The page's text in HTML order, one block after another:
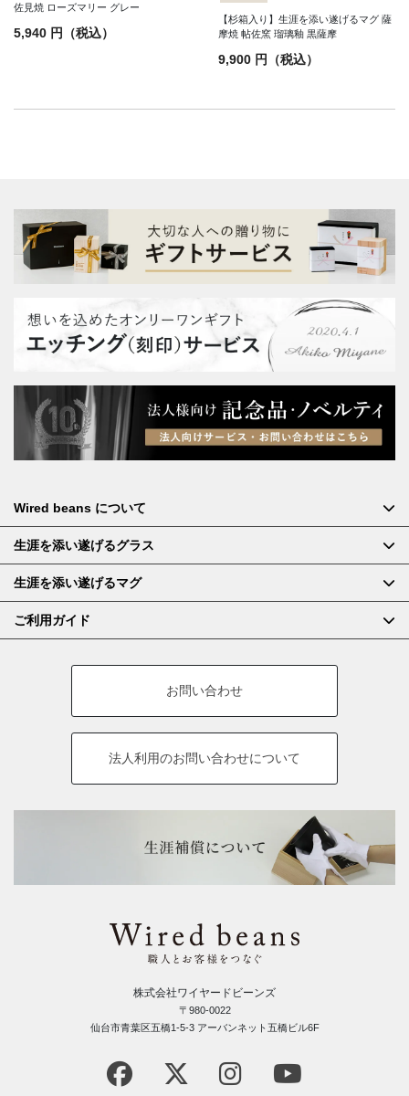
佐見焼 ローズマリー グレー
5,940 円（税込）
【杉箱入り】生涯を添い遂げるマグ 薩
摩焼 帖佐窯 瑠璃釉 黒薩摩
9,900 円（税込）
Wired beans について
生涯を添い遂げるグラス
生涯を添い遂げるマグ
ご利用ガイド
お問い合わせ
法人利用のお問い合わせについて
株式会社ワイヤードビーンズ
〒980-0022
仙台市青葉区五橋1-5-3 アーバンネット五橋ビル6F